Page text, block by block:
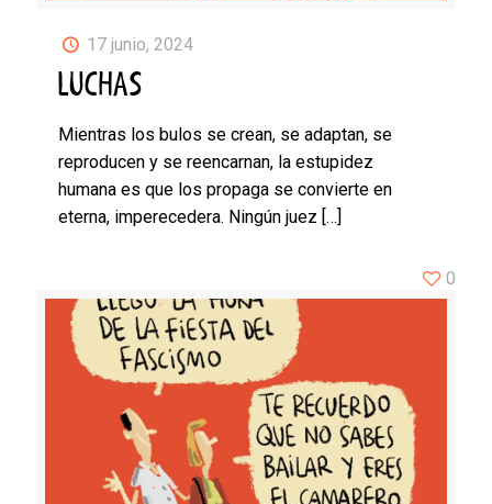
17 junio, 2024
LUCHAS
Mientras los bulos se crean, se adaptan, se
reproducen y se reencarnan, la estupidez
humana es que los propaga se convierte en
eterna, imperecedera. Ningún juez […]
0